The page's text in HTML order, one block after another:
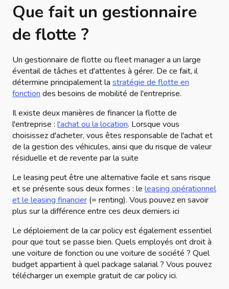
Que fait un gestionnaire
de flotte ?
Un gestionnaire de flotte ou fleet manager a un large
éventail de tâches et d'attentes à gérer. De ce fait, il
détermine principalement la stratégie de flotte en
fonction des besoins de mobilité de l'entreprise.
Il existe deux manières de financer la flotte de
l'entreprise : l'achat ou la location. Lorsque vous
choisissez d'acheter, vous êtes responsable de l'achat et
de la gestion des véhicules, ainsi que du risque de valeur
résiduelle et de revente par la suite
Le leasing peut être une alternative facile et sans risque
et se présente sous deux formes : le leasing opérationnel
et le leasing financier (= renting). Vous pouvez en savoir
plus sur la différence entre ces deux derniers ici
Le déploiement de la car policy est également essentiel
pour que tout se passe bien. Quels employés ont droit à
une voiture de fonction ou une voiture de société ? Quel
budget appartient à quel package salarial ? Vous pouvez
télécharger un exemple gratuit de car policy ici.